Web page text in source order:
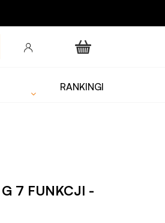
RANKINGI
G 7 FUNKCJI -